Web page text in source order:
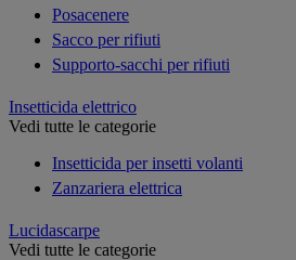
Posacenere
Sacco per rifiuti
Supporto-sacchi per rifiuti
Insetticida elettrico
Vedi tutte le categorie
Insetticida per insetti volanti
Zanzariera elettrica
Lucidascarpe
Vedi tutte le categorie